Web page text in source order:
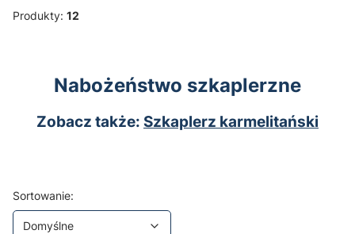
Produkty: 12
Nabożeństwo szkaplerzne
Zobacz także: Szkaplerz karmelitański
Lista produktów
Sortowanie:
Domyślne